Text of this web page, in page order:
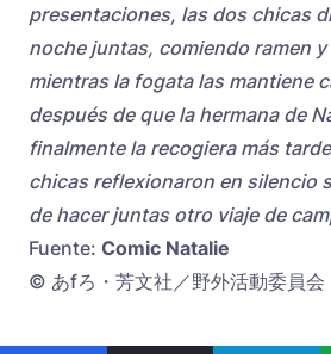
presentaciones, las dos chicas
noche juntas, comiendo ramen
mientras la fogata las mantiene
después de que la hermana de
finalmente la recogiera más
chicas reflexionaron en silencio
de hacer juntas otro viaje de
Fuente: Comic Natalie
© あfろ・芳文社／野外活動委員会